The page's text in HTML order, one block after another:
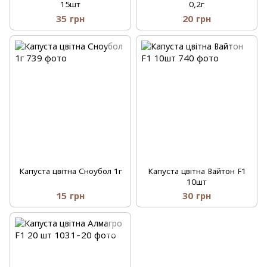
15шт
35 грн
0,2г
20 грн
Капуста цвітна Сноубол 1г
15 грн
Капуста цвітна Вайтон F1
10шт
30 грн